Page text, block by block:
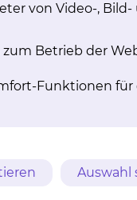
für
gerecht zu
der
von Video-,
zum Betrieb der
Funktionen für
Auswahl